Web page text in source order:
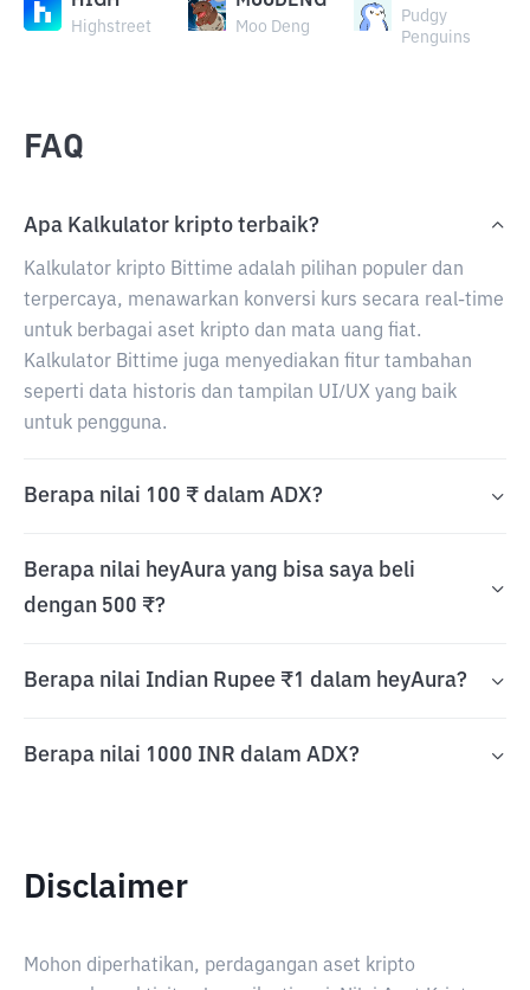
Highstreet Moo Deng
Pudgy
Penguins
FAQ
Apa Kalkulator kripto terbaik?
Kalkulator kripto Bittime adalah pilihan populer dan
terpercaya, menawarkan konversi kurs secara real-time
untuk berbagai aset kripto dan mata uang fiat.
Kalkulator Bittime juga menyediakan fitur tambahan
seperti data historis dan tampilan UI/UX yang baik
untuk pengguna.
Berapa nilai 100 ₹ dalam ADX?
Berapa nilai heyAura yang bisa saya beli
dengan 500 ₹?
Berapa nilai Indian Rupee ₹1 dalam heyAura?
Berapa nilai 1000 INR dalam ADX?
Disclaimer
Mohon diperhatikan, perdagangan aset kripto